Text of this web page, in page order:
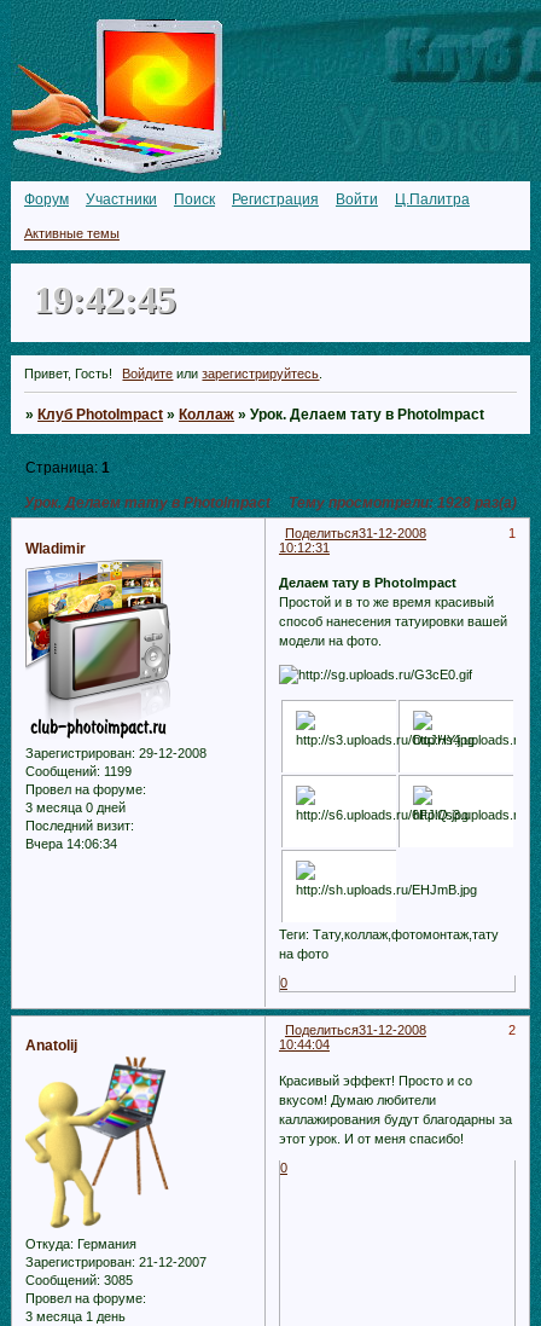
Форум Участники Поиск Регистрация Войти Ц.Палитра
Активные темы
19:42:46
Привет, Гость! Войдите илизарегистрируйтесь
»Клуб PhotoImpact »Коллаж »Урок. Делаем тату в PhotoImpact
Урок. Делаем тату в PhotoImpact Тему просмотрели:1928раз(а)
Страница:1
Поделиться 1
31-12-2008
10:12:31
Wladimir
Зарегистрирован: 29-12-2008
Сообщений: 1199
Провел на форуме:
3 месяца 0 дней
Последний визит:
Вчера 14:06:34
Делаем тату в PhotoImpact
Простой и в то же время красивый
способ нанесения татуировки вашей
модели на фото.
Теги: Тату,коллаж,фотомонтаж,тату
на фото
0
Поделиться 2
31-12-2008
10:44:04
Anatolij
Откуда: Германия
Зарегистрирован: 21-12-2007
Сообщений: 3085
Провел на форуме:
3 месяца 1 день
Красивый эффект! Просто и со
вкусом! Думаю любители
каллажирования будут благодарны за
этот урок. И от меня спасибо!
0